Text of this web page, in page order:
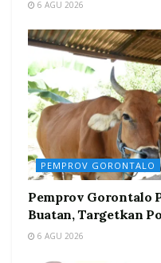
6 AGU 2026
PEMPROV GORONTALO
Pemprov Gorontalo
Buatan, Targetkan
6 AGU 2026